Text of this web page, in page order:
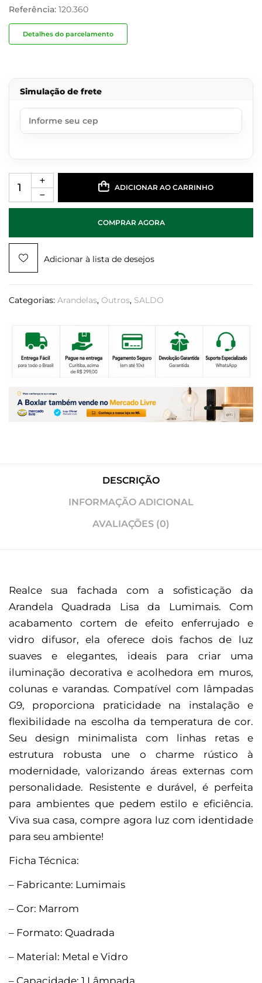
Referência: 120.360
Detalhes do parcelamento
Simulação de frete
ADICIONAR AO CARRINHO
COMPRAR AGORA
Adicionar à lista de desejos
Categorias: Arandelas, Outros, SALDO
DESCRIÇÃO
INFORMAÇÃO ADICIONAL
AVALIAÇÕES (0)
Realce sua fachada com a sofisticação da
Arandela Quadrada Lisa da Lumimais. Com
acabamento cortem de efeito enferrujado e
vidro difusor, ela oferece dois fachos de luz
suaves e elegantes, ideais para criar uma
iluminação decorativa e acolhedora em muros,
colunas e varandas. Compatível com lâmpadas
G9, proporciona praticidade na instalação e
flexibilidade na escolha da temperatura de cor.
Seu design minimalista com linhas retas e
estrutura robusta une o charme rústico à
modernidade, valorizando áreas externas com
personalidade. Resistente e durável, é perfeita
para ambientes que pedem estilo e eficiência.
Viva sua casa, compre agora luz com identidade
para seu ambiente!
Ficha Técnica:
– Fabricante: Lumimais
– Cor: Marrom
– Formato: Quadrada
– Material: Metal e Vidro
– Capacidade: 1 Lâmpada